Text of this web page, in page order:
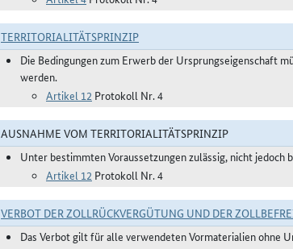
TERRITORIALITÄTSPRINZIP
Die Bedingungen zum Erwerb der Ursprungseigenschaft
werden.
Artikel 12 Protokoll Nr. 4
AUSNAHME VOM TERRITORIALITÄTSPRINZIP
Unter bestimmten Voraussetzungen zulässig, nicht jedoch
Artikel 12 Protokoll Nr. 4
VERBOT DER ZOLLRÜCKVERGÜTUNG UND DER
Das Verbot gilt für alle verwendeten Vormaterialien ohne